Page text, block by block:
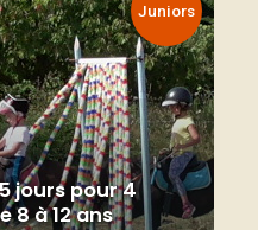
Juniors
jours pour 4
8 à 12 ans